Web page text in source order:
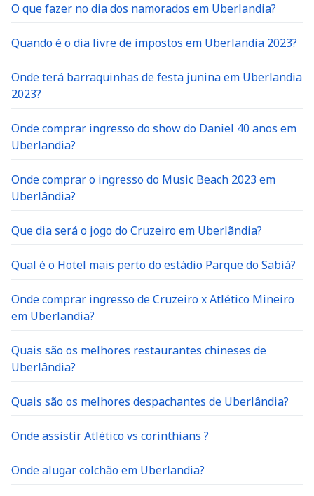
O que fazer no dia dos namorados em Uberlandia?
Quando é o dia livre de impostos em Uberlandia 2023?
Onde terá barraquinhas de festa junina em Uberlandia
2023?
Onde comprar ingresso do show do Daniel 40 anos em
Uberlandia?
Onde comprar o ingresso do Music Beach 2023 em
Uberlândia?
Que dia será o jogo do Cruzeiro em Uberlãndia?
Qual é o Hotel mais perto do estádio Parque do Sabiá?
Onde comprar ingresso de Cruzeiro x Atlético Mineiro
em Uberlandia?
Quais são os melhores restaurantes chineses de
Uberlândia?
Quais são os melhores despachantes de Uberlândia?
Onde assistir Atlético vs corinthians ?
Onde alugar colchão em Uberlandia?